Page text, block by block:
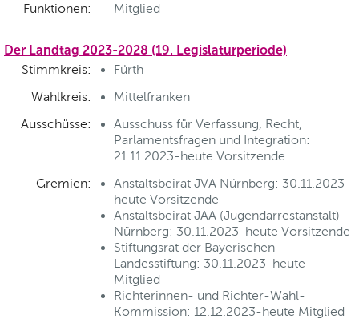
Funktionen:
Mitglied
Der Landtag 2023-2028 (19. Legislaturperiode)
Stimmkreis:
Fürth
Wahlkreis:
Mittelfranken
Ausschüsse:
Ausschuss für Verfassung, Recht,
Parlamentsfragen und Integration:
21.11.2023-heute Vorsitzende
Gremien:
Anstaltsbeirat JVA Nürnberg: 30.11.2023-
heute Vorsitzende
Anstaltsbeirat JAA (Jugendarrestanstalt)
Nürnberg: 30.11.2023-heute Vorsitzende
Stiftungsrat der Bayerischen
Landesstiftung: 30.11.2023-heute
Mitglied
Richterinnen- und Richter-Wahl-
Kommission: 12.12.2023-heute Mitglied